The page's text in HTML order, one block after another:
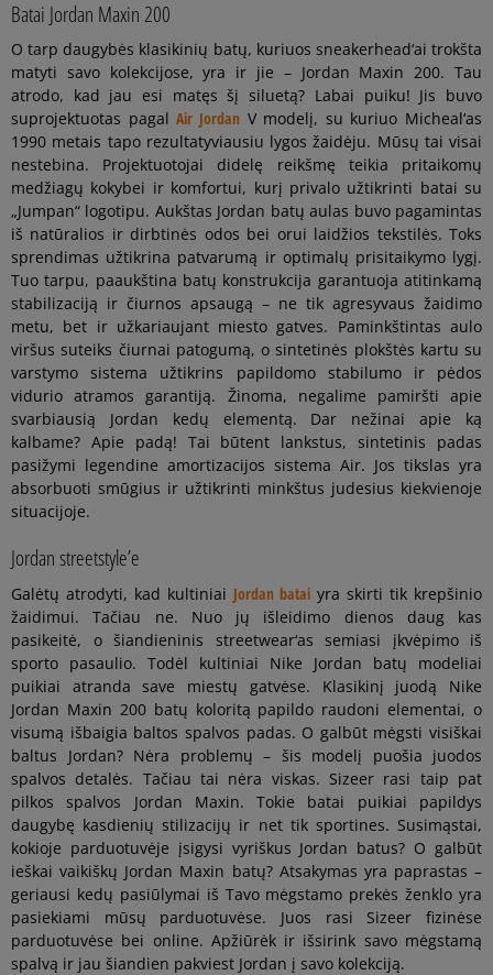
Batai Jordan Maxin 200
O tarp daugybės klasikinių batų, kuriuos sneakerhead‘ai trokšta
matyti savo kolekcijose, yra ir jie – Jordan Maxin 200. Tau
atrodo, kad jau esi matęs šį siluetą? Labai puiku! Jis buvo
suprojektuotas pagalAir JordanV modelį, su kuriuo Micheal‘as
1990 metais tapo rezultatyviausiu lygos žaidėju. Mūsų tai visai
nestebina. Projektuotojai didelę reikšmę teikia pritaikomų
medžiagų kokybei ir komfortui, kurį privalo užtikrinti batai su
„Jumpan“ logotipu. Aukštas Jordan batų aulas buvo pagamintas
iš natūralios ir dirbtinės odos bei orui laidžios tekstilės. Toks
sprendimas užtikrina patvarumą ir optimalų prisitaikymo lygį.
Tuo tarpu, paaukština batų konstrukcija garantuoja atitinkamą
stabilizaciją ir čiurnos apsaugą – ne tik agresyvaus žaidimo
metu, bet ir užkariaujant miesto gatves. Paminkštintas aulo
viršus suteiks čiurnai patogumą, o sintetinės plokštės kartu su
varstymo sistema užtikrins papildomo stabilumo ir pėdos
vidurio atramos garantiją. Žinoma, negalime pamiršti apie
svarbiausią Jordan kedų elementą. Dar nežinai apie ką
kalbame? Apie padą! Tai būtent lankstus, sintetinis padas
pasižymi legendine amortizacijos sistema Air. Jos tikslas yra
absorbuoti smūgius ir užtikrinti minkštus judesius kiekvienoje
situacijoje.
Jordan streetstyle’e
Galėtų atrodyti, kad kultiniai Jordan batai yra skirti tik krepšinio
žaidimui. Tačiau ne. Nuo jų išleidimo dienos daug kas
pasikeitė, o šiandieninis streetwear‘as semiasi įkvėpimo iš
sporto pasaulio. Todėl kultiniai Nike Jordan batų modeliai
puikiai atranda save miestų gatvėse. Klasikinį juodą Nike
Jordan Maxin 200 batų koloritą papildo raudoni elementai, o
visumą išbaigia baltos spalvos padas. O galbūt mėgsti visiškai
baltus Jordan? Nėra problemų – šis modelį puošia juodos
spalvos detalės. Tačiau tai nėra viskas. Sizeer rasi taip pat
pilkos spalvos Jordan Maxin. Tokie batai puikiai papildys
daugybę kasdienių stilizacijų ir net tik sportines. Susimąstai,
kokioje parduotuvėje įsigysi vyriškus Jordan batus? O galbūt
ieškai vaikiškų Jordan Maxin batų? Atsakymas yra paprastas –
geriausi kedų pasiūlymai iš Tavo mėgstamo prekės ženklo yra
pasiekiami mūsų parduotuvėse. Juos rasi Sizeer fizinėse
parduotuvėse bei online. Apžiūrėk ir išsirink savo mėgstamą
spalvą ir jau šiandien pakviest Jordan į savo kolekciją.